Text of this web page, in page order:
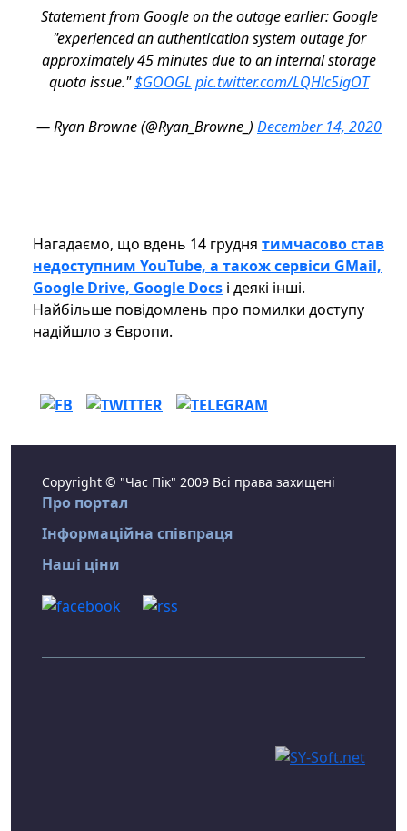
Statement from Google on the outage earlier: Google
"experienced an authentication system outage for
approximately 45 minutes due to an internal storage
quota issue."$GOOGL pic.twitter.com/LQHlc5igOT
— Ryan Browne (@Ryan_Browne_) December 14, 2020
Нагадаємо, що вдень 14 грудня тимчасово став
недоступним YouTube, а також сервіси GMail,
Google Drive, Google Docs і деякі інші.
Найбільше повідомлень про помилки доступу
надійшло з Європи.
Copyright © "Час Пік" 2009 Всі права захищені
Про портал
Інформаційна співпраця
Наші ціни